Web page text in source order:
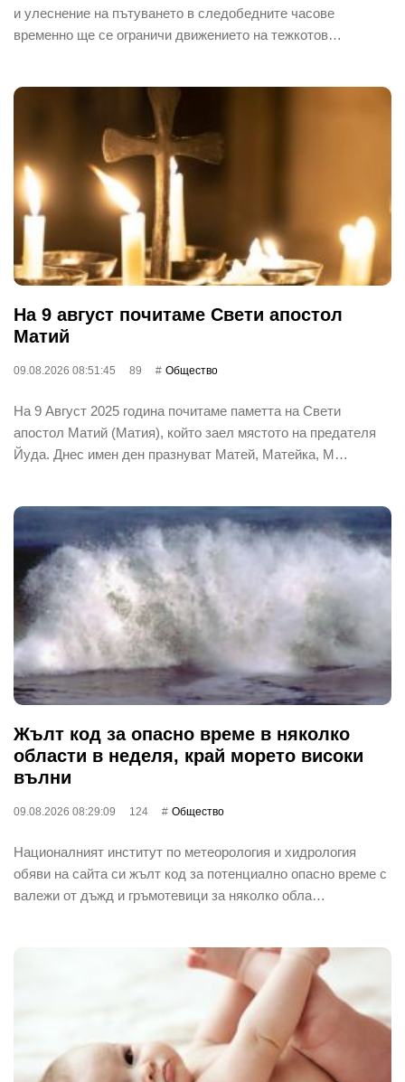
и улеснение на пътуването в следобедните часове
временно ще се ограничи движението на тежкотов…
На 9 август почитаме Свети апостол
Матий
09.08.2026 08:51:45 89 Общество
На 9 Август 2025 година почитаме паметта на Свети
апостол Матий (Матия), който заел мястото на предателя
Йуда. Днес имен ден празнуват Матей, Матейка, М…
Жълт код за опасно време в няколко
области в неделя, край морето високи
вълни
09.08.2026 08:29:09 124 Общество
Националният институт по метеорология и хидрология
обяви на сайта си жълт код за потенциално опасно време с
валежи от дъжд и гръмотевици за няколко обла…